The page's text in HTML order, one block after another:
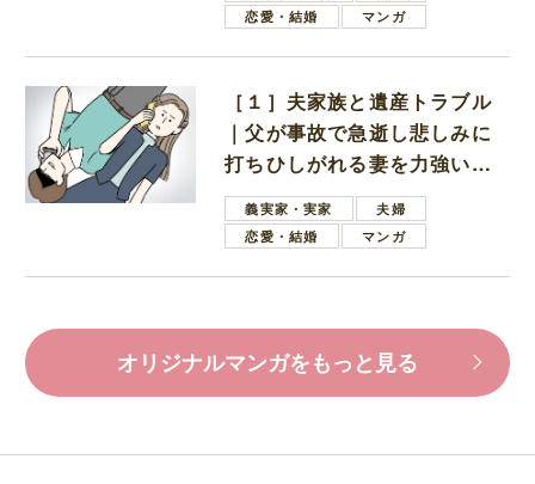
恋愛・結婚
マンガ
［１］夫家族と遺産トラブル
｜父が事故で急逝し悲しみに
打ちひしがれる妻を力強い言
葉で励ます夫
義実家・実家
夫婦
恋愛・結婚
マンガ
オリジナルマンガをもっと見る